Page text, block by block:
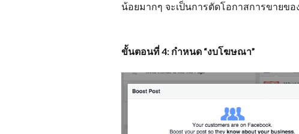
น้อยมากๆ จะเป็นการตัดโอกาสการขายขอ
ขั้นตอนที่ 4: กำหนด “งบโฆษณา”